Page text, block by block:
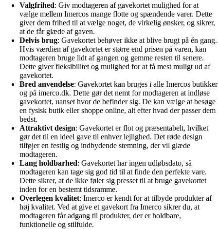
Valgfrihed: Giv modtageren af gavekortet mulighed for at
vælge mellem Imercos mange flotte og spændende varer. Dette
giver dem frihed til at vælge noget, de virkelig ønsker, og sikrer,
at de får glæde af gaven.
Delvis brug: Gavekortet behøver ikke at blive brugt på én gang.
Hvis værdien af gavekortet er større end prisen på varen, kan
modtageren bruge lidt af gangen og gemme resten til senere.
Dette giver fleksibilitet og mulighed for at få mest muligt ud af
gavekortet.
Bred anvendelse: Gavekortet kan bruges i alle Imercos butikker
og på imerco.dk. Dette gør det nemt for modtageren at indløse
gavekortet, uanset hvor de befinder sig. De kan vælge at besøge
en fysisk butik eller shoppe online, alt efter hvad der passer dem
bedst.
Attraktivt design: Gavekortet er flot og præsentabelt, hvilket
gør det til en ideel gave til enhver lejlighed. Det røde design
tilføjer en festlig og indbydende stemning, der vil glæde
modtageren.
Lang holdbarhed: Gavekortet har ingen udløbsdato, så
modtageren kan tage sig god tid til at finde den perfekte vare.
Dette sikrer, at de ikke føler sig presset til at bruge gavekortet
inden for en bestemt tidsramme.
Overlegen kvalitet: Imerco er kendt for at tilbyde produkter af
høj kvalitet. Ved at give et gavekort fra Imerco sikrer du, at
modtageren får adgang til produkter, der er holdbare,
funktionelle og stilfulde.